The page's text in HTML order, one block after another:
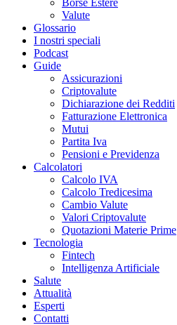
Valute
Glossario
I nostri speciali
Podcast
Guide
Assicurazioni
Criptovalute
Dichiarazione dei Redditi
Fatturazione Elettronica
Mutui
Partita Iva
Pensioni e Previdenza
Calcolatori
Calcolo IVA
Calcolo Tredicesima
Cambio Valute
Valori Criptovalute
Quotazioni Materie Prime
Tecnologia
Fintech
Intelligenza Artificiale
Salute
Attualità
Esperti
Contatti